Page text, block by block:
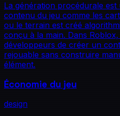
La génération procédurale
contenu du jeu comme les
ou le terrain est créé
conçu à la main. Dans
développeurs de créer un
rejouable sans construire
élément.
Économie du jeu
design